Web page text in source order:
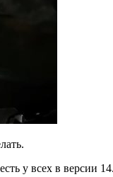
у всех в версии